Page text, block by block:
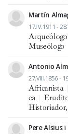
Martín
17.IV.1911 -
Museólogo
Antonio
27.VIII.1856 -
Africanista
ca
Pere Alsius